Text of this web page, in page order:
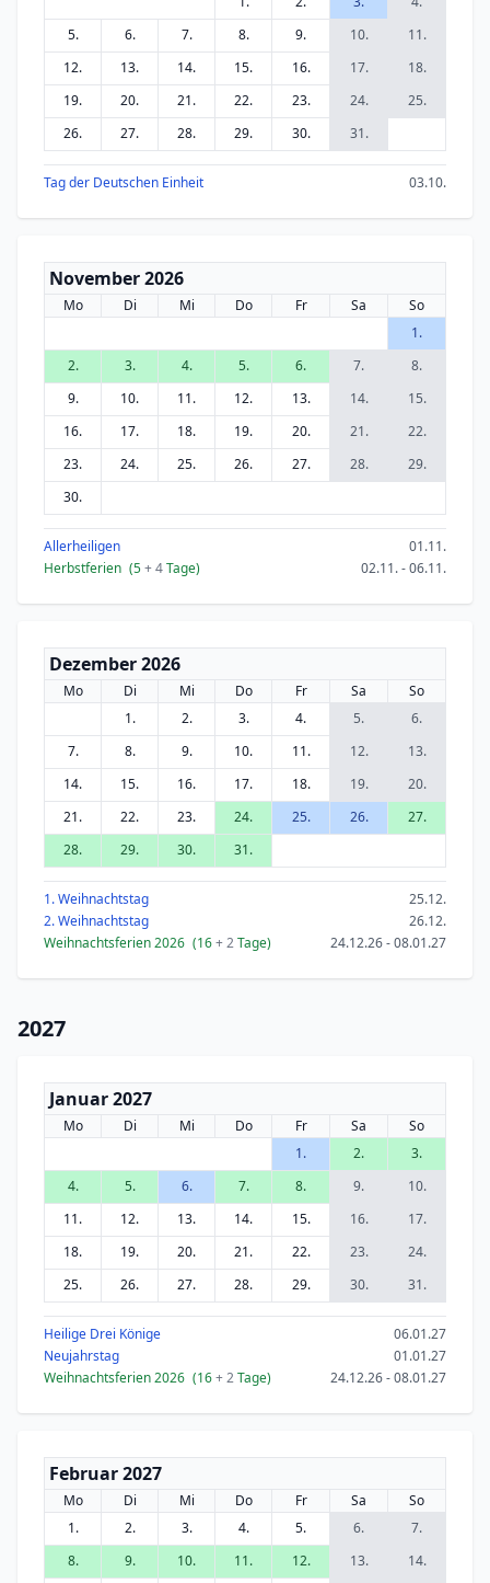
5.
6. 7. 8. 9. 10.
11.
12.
13. 14. 15. 16. 17.
18.
19.
20. 21. 22. 23. 24.
25.
26.
27. 28. 29. 30. 31.
Tag der Deutschen Einheit 03.10.
November 2026
Mo Di Mi Do Fr Sa
So
1.
2.
3. 4. 5. 6. 7.
8.
9.
10. 11. 12. 13. 14.
15.
16.
17. 18. 19. 20. 21.
22.
23.
24. 25. 26. 27. 28.
29.
30.
Allerheiligen
01.11.
Herbstferien (5+ 4Tage) 02.11. - 06.11.
Dezember 2026
Mo Di Mi Do Fr Sa
So
1.
2. 3. 4. 5.
6.
7.
8. 9. 10. 11. 12.
13.
14.
15. 16. 17. 18. 19.
20.
21.
22. 23. 24. 25. 26.
27.
28.
29. 30. 31.
1. Weihnachtstag
25.12.
2. Weihnachtstag
26.12.
Weihnachtsferien 2026 (16+ 2Tage) 24.12.26 - 08.01.27
2027
Januar 2027
Mo Di Mi Do Fr Sa
So
1.
2.
3.
4.
5. 6. 7. 8. 9.
10.
11.
12. 13. 14. 15. 16.
17.
18.
19. 20. 21. 22. 23.
24.
25.
26. 27. 28. 29. 30. 31.
Heilige Drei Könige
06.01.27
Neujahrstag
01.01.27
Weihnachtsferien 2026 (16+ 2Tage) 24.12.26 - 08.01.27
Februar 2027
Mo Di Mi Do Fr Sa
So
1.
2. 3. 4. 5. 6.
7.
8.
9. 10. 11. 12. 13.
14.